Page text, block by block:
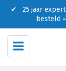
✔ 25 jaar
besteld